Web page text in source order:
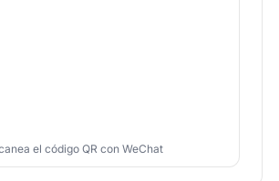
el código QR con WeChat